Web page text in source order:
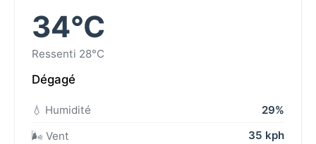
34°C
Ressenti 28°C
Dégagé
💧 Humidité
29%
🌬️ Vent
35 kph